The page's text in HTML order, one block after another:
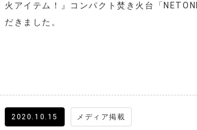
火アイテム！』コンパクト焚き火台「
だきました。
2020.10.15 メディア掲載